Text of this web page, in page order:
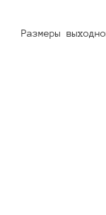
Размеры